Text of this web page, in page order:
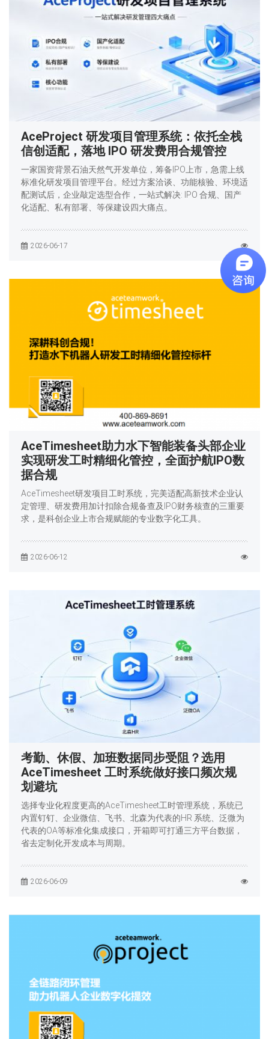
AceProject 研发项目管理系统：依托全栈
信创适配，落地 IPO 研发费用合规管控
一家国资背景石油天然气开发单位，筹备IPO上市，急需上线
标准化研发项目管理平台。经过方案洽谈、功能核验、环境适
配测试后，企业敲定选型合作，一站式解决: IPO 合规、国产
化适配、私有部署、等保建设四大痛点。
2026-06-17
AceTimesheet助力水下智能装备头部企业
实现研发工时精细化管控，全面护航IPO数
据合规
AceTimesheet研发项目工时系统，完美适配高新技术企业认
定管理、研发费用加计扣除合规备查及IPO财务核查的三重要
求，是科创企业上市合规赋能的专业数字化工具。
2026-06-12
考勤、休假、加班数据同步受阻？选用
AceTimesheet 工时系统做好接口频次规
划避坑
选择专业化程度更高的AceTimesheet工时管理系统，系统已
内置钉钉、企业微信、飞书、北森为代表的HR 系统、泛微为
代表的OA等标准化集成接口，开箱即可打通三方平台数据，
省去定制化开发成本与周期。
2026-06-09